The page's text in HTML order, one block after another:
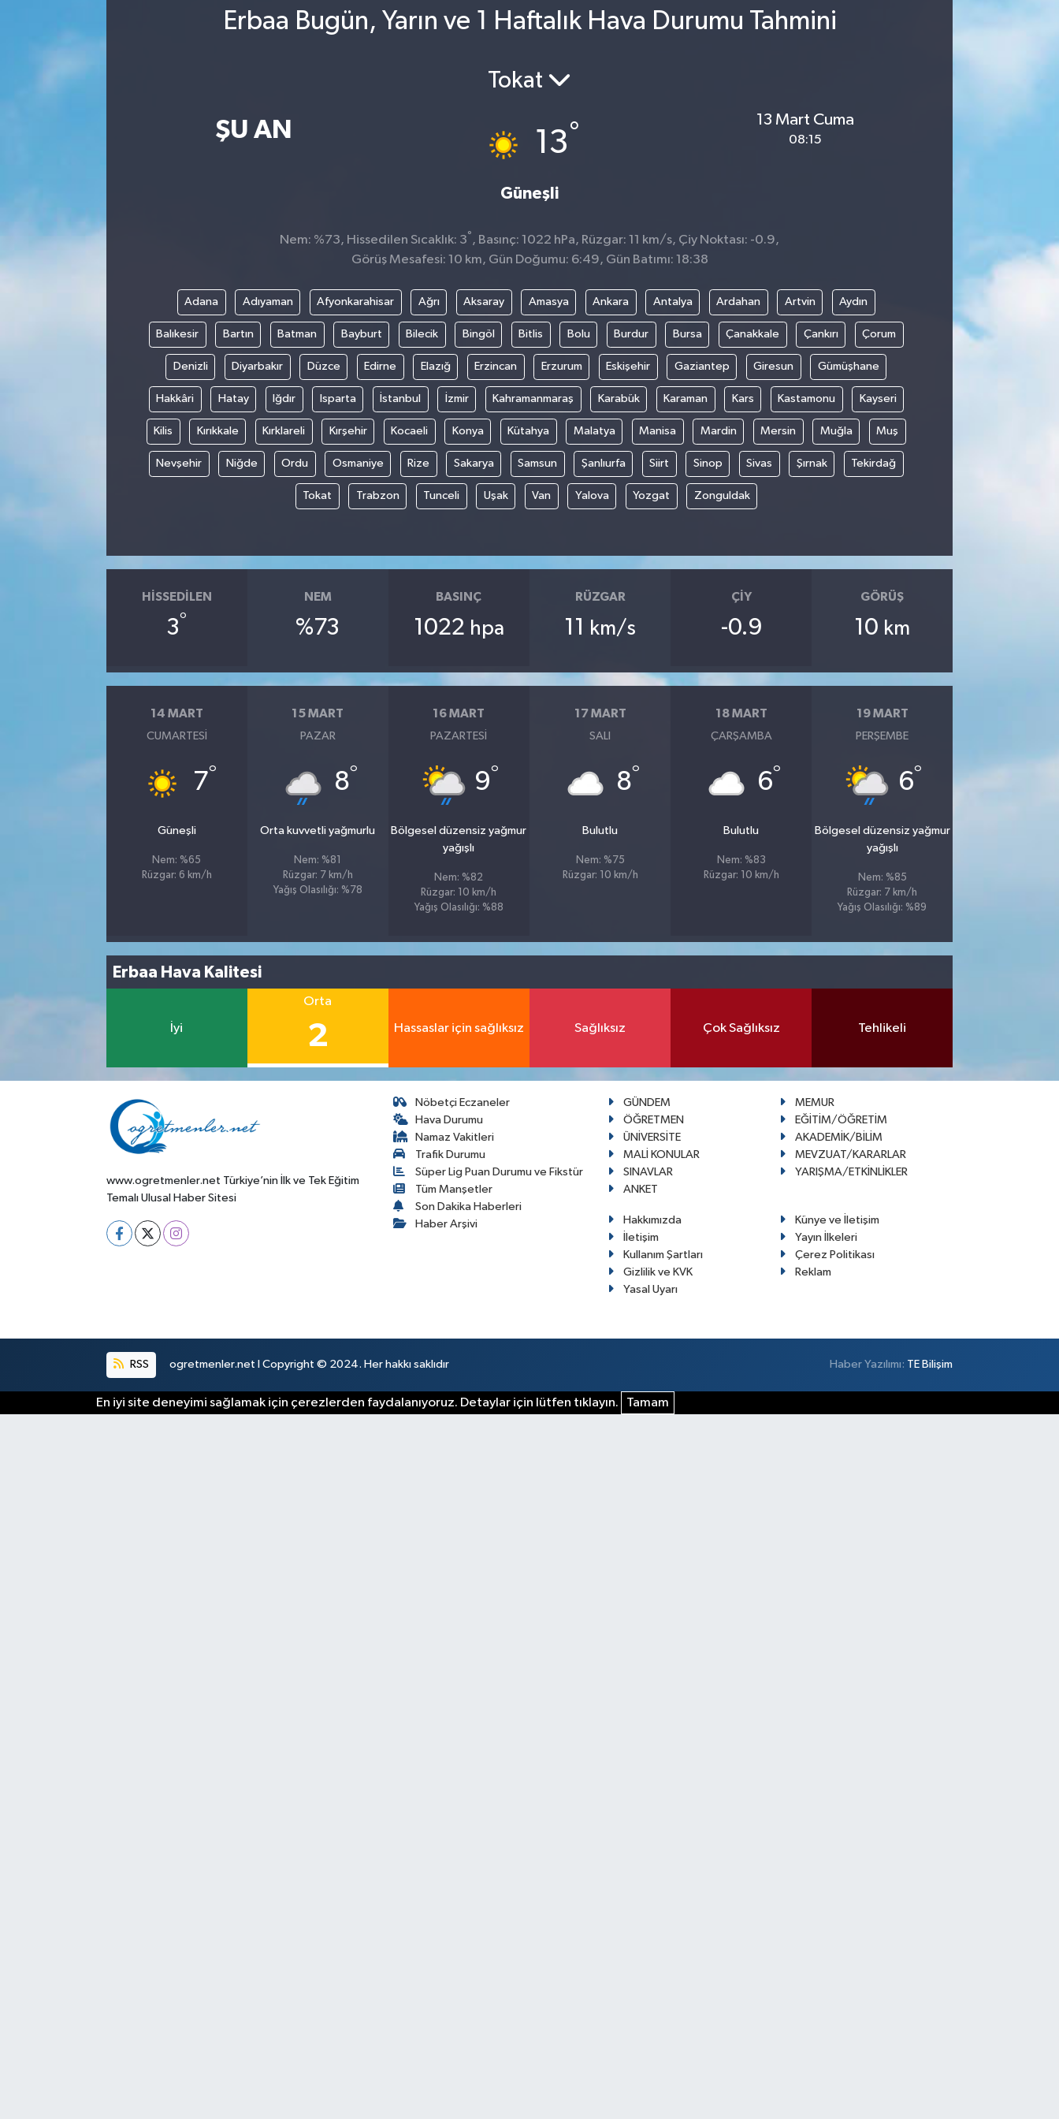
Erbaa Bugün, Yarın ve 1 Haftalık Hava Durumu Tahmini
ŞU AN
Tokat
13°
Güneşli
13 Mart Cuma
08:15
Nem: %73, Hissedilen Sıcaklık: 3° , Basınç: 1022 hPa, Rüzgar: 11 km/s, Çiy Noktası: -0.9,
Görüş Mesafesi: 10 km, Gün Doğumu: 6:49, Gün Batımı: 18:38
Adana Adıyaman Afyonkarahisar Ağrı Aksaray Amasya Ankara Antalya Ardahan Artvin Aydın
Balıkesir Bartın Batman Bayburt Bilecik Bingöl Bitlis Bolu Burdur Bursa Çanakkale Çankırı Çorum
Denizli Diyarbakır Düzce Edirne Elazığ Erzincan Erzurum Eskişehir Gaziantep Giresun Gümüşhane
Hakkâri Hatay Iğdır Isparta İstanbul İzmir Kahramanmaraş Karabük Karaman Kars Kastamonu Kayseri
Kilis Kırıkkale Kırklareli Kırşehir Kocaeli Konya Kütahya Malatya Manisa Mardin Mersin Muğla Muş
Nevşehir Niğde Ordu Osmaniye Rize Sakarya Samsun Şanlıurfa Siirt Sinop Sivas Şırnak Tekirdağ
Tokat Trabzon Tunceli Uşak Van Yalova Yozgat Zonguldak
HISSEDILEN
3°
NEM
%73
BASINÇ
1022 hpa
RÜZGAR
11 km/s
ÇIY
-0.9
GÖRÜŞ
10 km
14 MART
CUMARTESI
7°
Güneşli
Nem: %65
Rüzgar: 6 km/h
15 MART
PAZAR
8°
Orta kuvvetli yağmurlu
Nem: %81
Rüzgar: 7 km/h
Yağış Olasılığı: %78
16 MART
PAZARTESI
9°
Bölgesel düzensiz yağmur
yağışlı
Nem: %82
Rüzgar: 10 km/h
Yağış Olasılığı: %88
17 MART
SALI
8°
Bulutlu
Nem: %75
Rüzgar: 10 km/h
18 MART
ÇARŞAMBA
6°
Bulutlu
Nem: %83
Rüzgar: 10 km/h
19 MART
PERŞEMBE
6°
Bölgesel düzensiz yağmur
yağışlı
Nem: %85
Rüzgar: 7 km/h
Yağış Olasılığı: %89
Erbaa Hava Kalitesi
İyi
Orta
2 Hassaslar için sağlıksız Sağlıksız Çok Sağlıksız Tehlikeli
www.ogretmenler.net Türkiye’nin İlk ve Tek Eğitim
Temalı Ulusal Haber Sitesi
Nöbetçi Eczaneler
Hava Durumu
Namaz Vakitleri
Trafik Durumu
Süper Lig Puan Durumu ve Fikstür
Tüm Manşetler
Son Dakika Haberleri
Haber Arşivi
GÜNDEM
MEMUR
ÖĞRETMEN
EĞİTİM/ÖĞRETİM
ÜNİVERSİTE
AKADEMİK/BİLİM
MALİ KONULAR
MEVZUAT/KARARLAR
SINAVLAR
YARIŞMA/ETKİNLİKLER
ANKET
Hakkımızda
Künye ve İletişim
İletişim
Yayın İlkeleri
Kullanım Şartları
Çerez Politikası
Gizlilik ve KVK
Reklam
Yasal Uyarı
RSS ogretmenler.net I Copyright © 2024. Her hakkı saklıdır Haber Yazılımı: TE Bilişim
En iyi site deneyimi sağlamak için çerezlerden faydalanıyoruz. Detaylar için lütfen tıklayın. Tamam